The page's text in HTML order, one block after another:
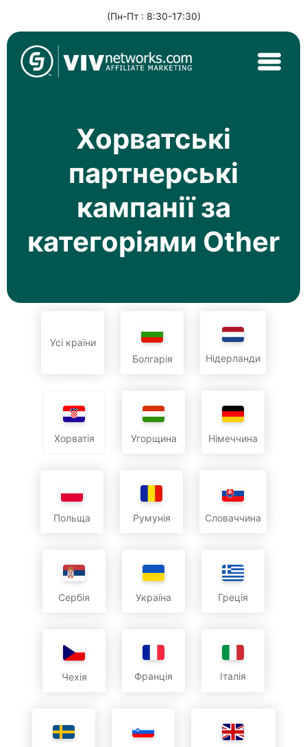
to
content
(Пн-Пт : 8:30-17:30)
Хорватські
партнерські
кампанії за
категоріями Other
Усі країни
Болгарія
Нідерланди
Хорватія Угорщина Німеччина
Польща Румунія Словаччина
Сербія Україна Греція
Чехія Франція Італія